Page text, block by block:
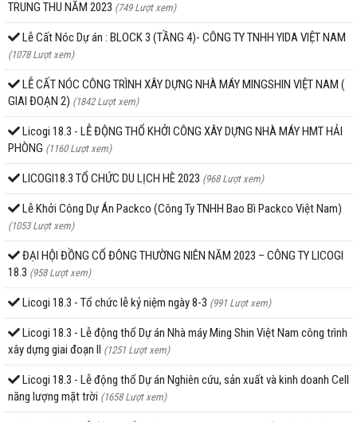
TRUNG THU NĂM 2023 (749 Lượt xem)
Lễ Cất Nóc Dự án : BLOCK 3 (TẦNG 4)- CÔNG TY TNHH YIDA VIỆT NAM
(1078 Lượt xem)
LỄ CẤT NÓC CÔNG TRÌNH XÂY DỰNG NHÀ MÁY MINGSHIN VIỆT NAM (
GIAI ĐOẠN 2) (1842 Lượt xem)
Licogi 18.3 - LỄ ĐỘNG THỔ KHỞI CÔNG XÂY DỰNG NHÀ MÁY HMT HẢI
PHÒNG (1160 Lượt xem)
LICOGI18.3 TỔ CHỨC DU LỊCH HÈ 2023 (968 Lượt xem)
Lễ Khởi Công Dự Án Packco (Công Ty TNHH Bao Bì Packco Việt Nam)
(1053 Lượt xem)
ĐẠI HỘI ĐỒNG CỔ ĐÔNG THƯỜNG NIÊN NĂM 2023 – CÔNG TY LICOGI
18.3 (958 Lượt xem)
Licogi 18.3 - Tổ chức lễ kỷ niệm ngày 8-3 (991 Lượt xem)
Licogi 18.3 - Lễ động thổ Dự án Nhà máy Ming Shin Việt Nam công trình
xây dựng giai đoạn II (1251 Lượt xem)
Licogi 18.3 - Lễ động thổ Dự án Nghiên cứu, sản xuất và kinh doanh Cell
năng lượng mặt trời (1658 Lượt xem)